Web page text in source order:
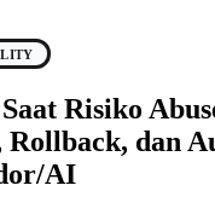
Risiko
Rollback, dan
AI